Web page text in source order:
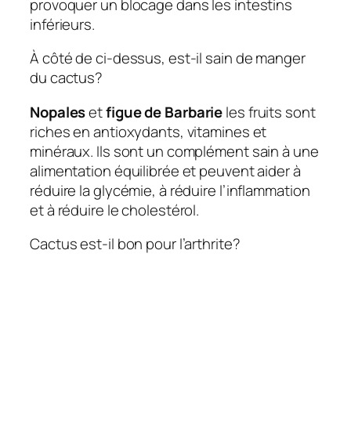
provoquer un blocage dans les intestins
inférieurs.
À côté de ci-dessus, est-il sain de manger
du cactus?
Nopalesetfigue de Barbarieles fruits sont
riches en antioxydants, vitamines et
minéraux. Ils sont un complément sain à une
alimentation équilibrée et peuvent aider à
réduire la glycémie, à réduire l’inflammation
et à réduire le cholestérol.
Cactus est-il bon pour l’arthrite?